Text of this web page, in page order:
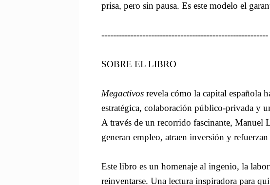
prisa, pero sin pausa. Es este modelo el
---------------------------------------------------------
SOBRE EL LIBRO
Megactivos revela cómo la capital española
estratégica, colaboración público-privada y
A través de un recorrido fascinante, Manuel
generan empleo, atraen inversión y
Este libro es un homenaje al ingenio, la
reinventarse. Una lectura inspiradora para